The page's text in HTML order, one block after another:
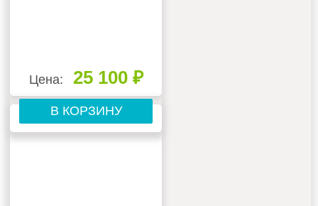
Цена: 25 100 ₽
В КОРЗИНУ